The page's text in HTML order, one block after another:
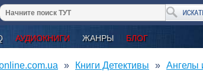
АУДИОКНИГИ ЖАНРЫ БЛОГ
Книги Детективы Ангелы